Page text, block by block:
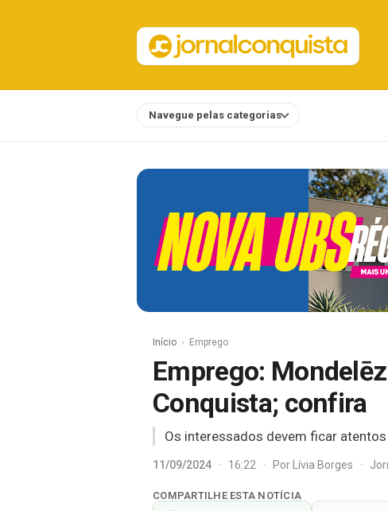
Navegue pelas categorias
Início Emprego
Emprego:
Conquista; confira
Os interessados devem ficar
11/09/2024 · 16:22 · PorLívia Borges ·
COMPARTILHE ESTA NOTÍCIA